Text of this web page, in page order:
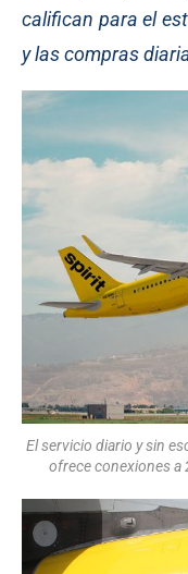
califican para el
y las compras
El servicio diario y sin
ofrece conexiones a